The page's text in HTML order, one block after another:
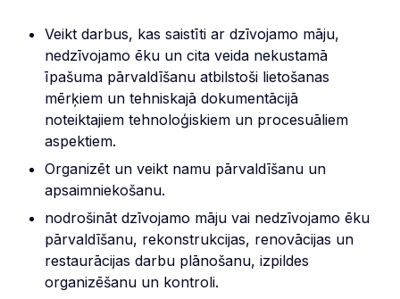
Veikt darbus, kas saistīti ar dzīvojamo māju,
nedzīvojamo ēku un cita veida nekustamā
īpašuma pārvaldīšanu atbilstoši lietošanas
mērķiem un tehniskajā dokumentācijā
noteiktajiem tehnoloģiskiem un procesuāliem
aspektiem.
Organizēt un veikt namu pārvaldīšanu un
apsaimniekošanu.
nodrošināt dzīvojamo māju vai nedzīvojamo ēku
pārvaldīšanu, rekonstrukcijas, renovācijas un
restaurācijas darbu plānošanu, izpildes
organizēšanu un kontroli.